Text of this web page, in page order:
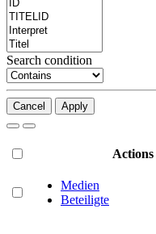
Search condition
Cancel Apply
Actions
Medien
Beteiligte